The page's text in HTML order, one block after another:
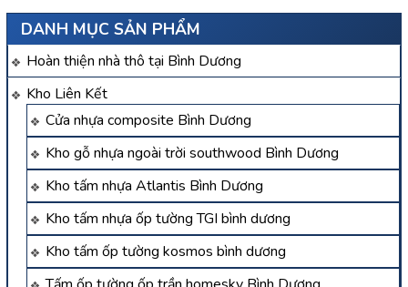
DANH MỤC SẢN PHẨM
Hoàn thiện nhà thô tại Bình Dương
Kho Liên Kết
Cửa nhựa composite Bình Dương
Kho gỗ nhựa ngoài trời southwood Bình Dương
Kho tấm nhựa Atlantis Bình Dương
Kho tấm nhựa ốp tường TGI bình dương
Kho tấm ốp tường kosmos bình dương